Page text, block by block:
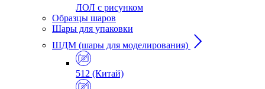
ЛОЛ с рисунком
Образцы шаров
Шары для упаковки
ШДМ (шары для моделирования)
512 (Китай)